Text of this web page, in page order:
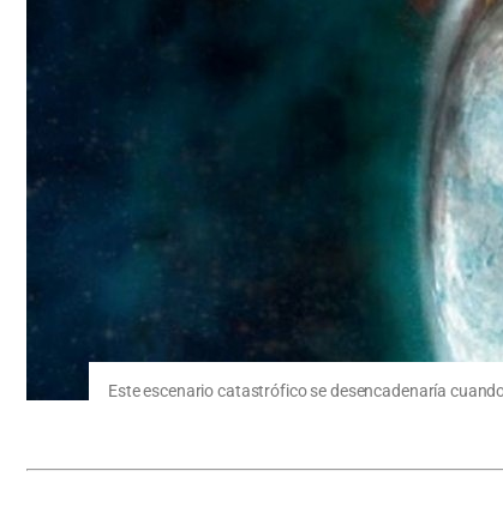
Este escenario catastrófico se desencadenaría